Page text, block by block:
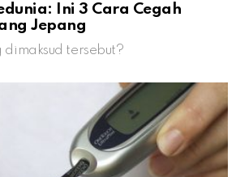
Ini 3 Cara Cegah
Jepang
tersebut?